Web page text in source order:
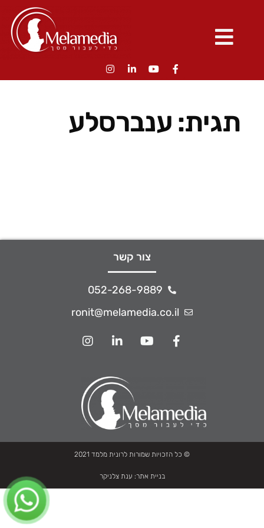
תגית: ענברסלע
צור קשר
052-268-9889
ronit@melamedia.co.il
© כל הזכויות שמורות לרונית מלמד 2021
בניית אתר: ענת צלניקר